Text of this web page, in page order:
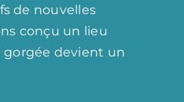
de nouvelles
conçu un lieu
gorgée devient un